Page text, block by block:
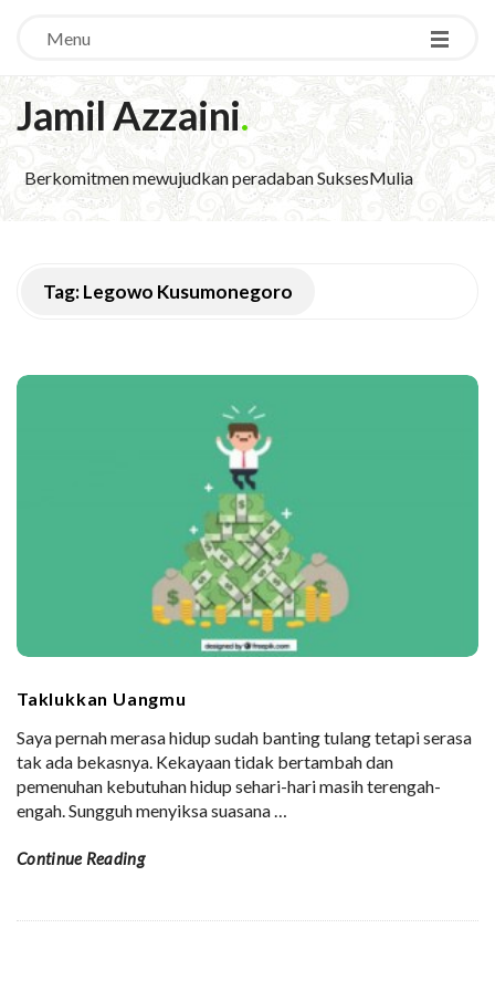
Menu
Jamil Azzaini.
Berkomitmen mewujudkan peradaban SuksesMulia
Tag:Legowo Kusumonegoro
Taklukkan Uangmu
Saya pernah merasa hidup sudah banting tulang tetapi serasa
tak ada bekasnya. Kekayaan tidak bertambah dan
pemenuhan kebutuhan hidup sehari-hari masih terengah-
engah. Sungguh menyiksa suasana…
Continue Reading